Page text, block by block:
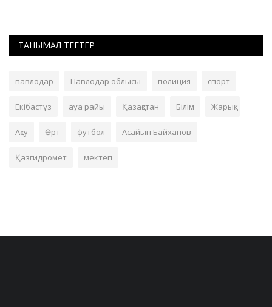
ТАНЫМАЛ ТЕГТЕР
павлодар Павлодар облысы полиция спорт
Екібастұз ауа райы Қазақстан Білім Жарық
Ақсу Өрт футбол Асайын Байханов
Қазгидромет мектеп